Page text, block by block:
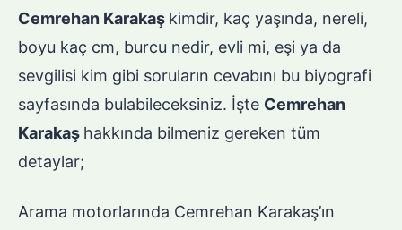
Cemrehan Karakaş kimdir, kaç yaşında, nereli,
boyu kaç cm, burcu nedir, evli mi, eşi ya da
sevgilisi kim gibi soruların cevabını bu biyografi
sayfasında bulabileceksiniz. İşte Cemrehan
Karakaş hakkında bilmeniz gereken tüm
detaylar;
Arama motorlarında Cemrehan Karakaş’ın